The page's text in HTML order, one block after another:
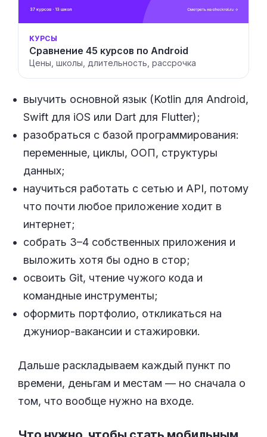
КУРСЫ
Сравнение 45 курсов по Android
Цены, школы, длительность, рассрочка
выучить основной язык (Kotlin для Android,
Swift для iOS или Dart для Flutter);
разобраться с базой программирования:
переменные, циклы, ООП, структуры
данных;
научиться работать с сетью и API, потому
что почти любое приложение ходит в
интернет;
собрать 3–4 собственных приложения и
выложить хотя бы одно в стор;
освоить Git, чтение чужого кода и
командные инструменты;
оформить портфолио, откликаться на
джуниор-вакансии и стажировки.
Дальше раскладываем каждый пункт по
времени, деньгам и местам — но сначала о
том, что вообще нужно на входе.